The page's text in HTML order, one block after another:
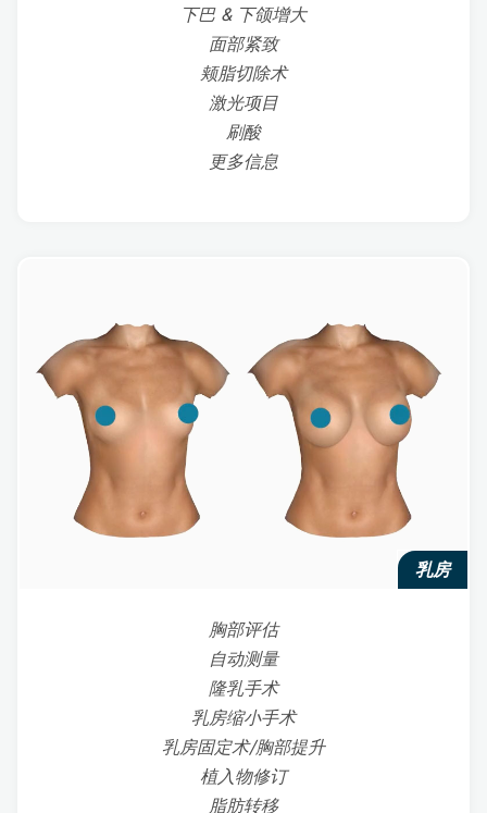
下巴 & 下颌增大
面部紧致
颊脂切除术
激光项目
刷酸
更多信息
乳房
胸部评估
自动测量
隆乳手术
乳房缩小手术
乳房固定术/胸部提升
植入物修订
脂肪转移